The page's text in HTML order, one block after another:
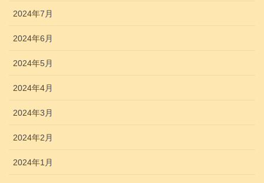
2024年7月
2024年6月
2024年5月
2024年4月
2024年3月
2024年2月
2024年1月